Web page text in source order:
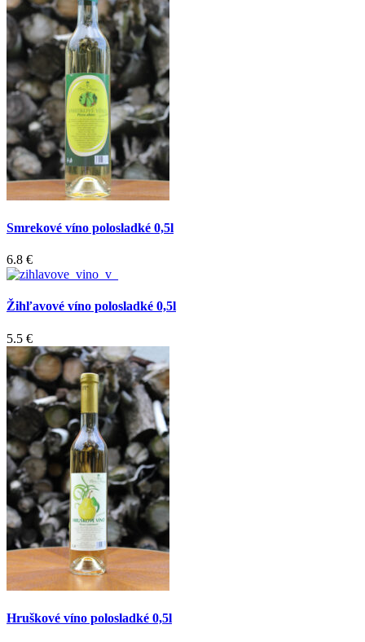
Smrekové víno polosladké 0,5l
6.8 €
Žihľavové víno polosladké 0,5l
5.5 €
Hruškové víno polosladké 0,5l